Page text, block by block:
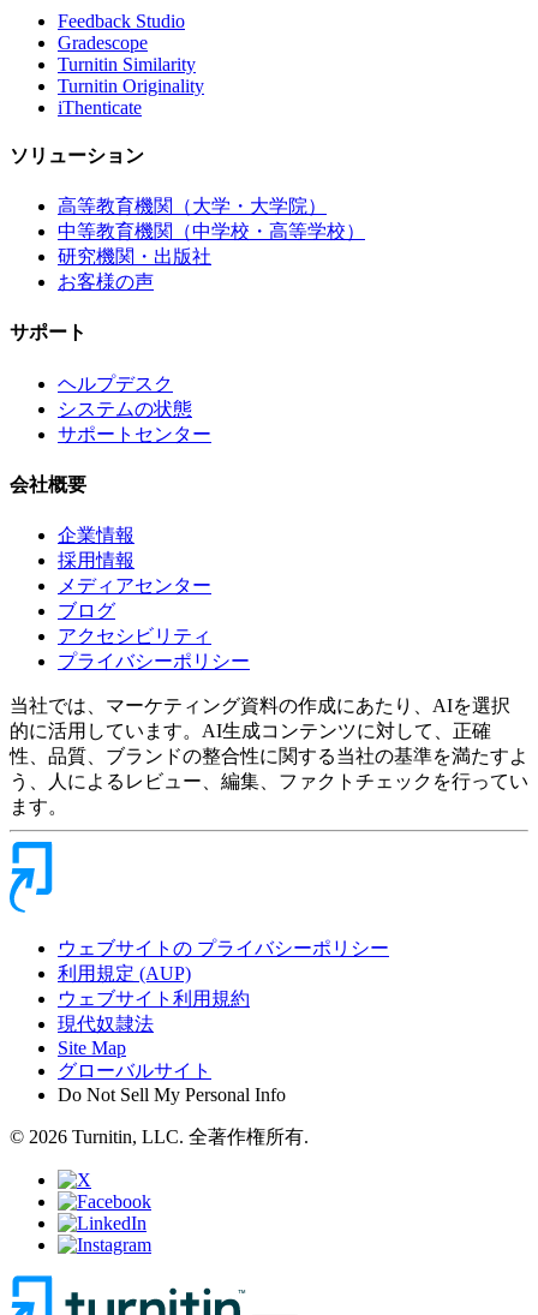
Feedback Studio
Gradescope
Turnitin Similarity
Turnitin Originality
iThenticate
ソリューション
高等教育機関（大学・大学院）
中等教育機関（中学校・高等学校）
研究機関・出版社
お客様の声
サポート
ヘルプデスク
システムの状態
サポートセンター
会社概要
企業情報
採用情報
メディアセンター
ブログ
アクセシビリティ
プライバシーポリシー
当社では、マーケティング資料の作成にあたり、AIを選択
的に活用しています。AI生成コンテンツに対して、正確
性、品質、ブランドの整合性に関する当社の基準を満たすよ
う、人によるレビュー、編集、ファクトチェックを行ってい
ます。
ウェブサイトの プライバシーポリシー
利用規定 (AUP)
ウェブサイト利用規約
現代奴隷法
Site Map
グローバルサイト
Do Not Sell My Personal Info
© 2026 Turnitin, LLC. 全著作権所有.